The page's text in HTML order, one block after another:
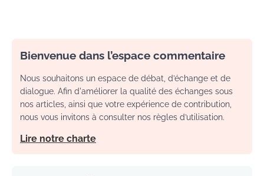
Bienvenue dans l’espace commentaire
Nous souhaitons un espace de débat, d’échange et de
dialogue. Afin d'améliorer la qualité des échanges sous
nos articles, ainsi que votre expérience de contribution,
nous vous invitons à consulter nos règles d’utilisation.
Lire notre charte